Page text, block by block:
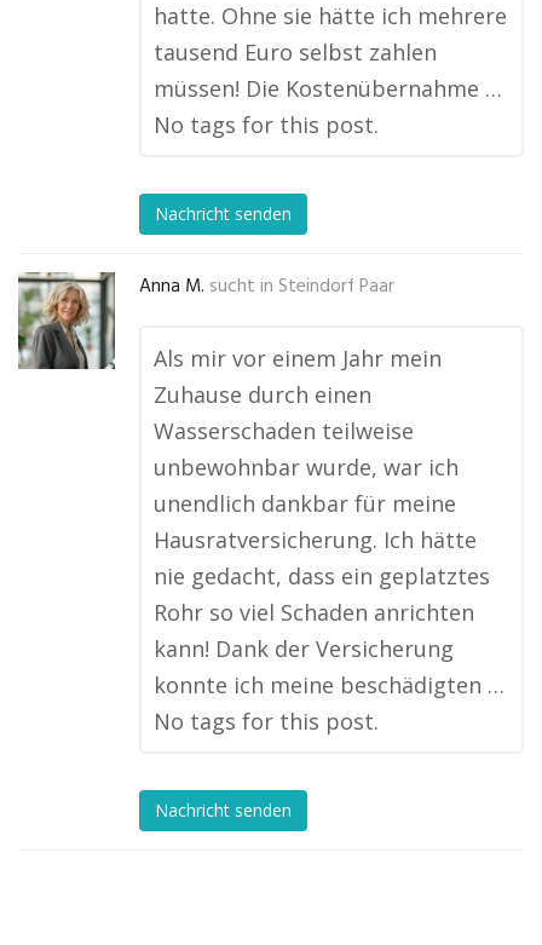
hatte. Ohne sie hätte ich mehrere
tausend Euro selbst zahlen
müssen! Die Kostenübernahme …
No tags for this post.
Nachricht senden
Anna M. sucht in Steindorf Paar
Als mir vor einem Jahr mein
Zuhause durch einen
Wasserschaden teilweise
unbewohnbar wurde, war ich
unendlich dankbar für meine
Hausratversicherung. Ich hätte
nie gedacht, dass ein geplatztes
Rohr so viel Schaden anrichten
kann! Dank der Versicherung
konnte ich meine beschädigten …
No tags for this post.
Nachricht senden